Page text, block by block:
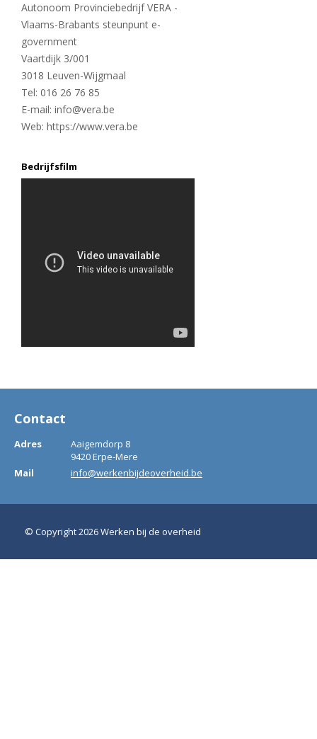
Autonoom Provinciebedrijf VERA -
Vlaams-Brabants steunpunt e-
government
Vaartdijk 3/001
3018 Leuven-Wijgmaal
Tel: 016 26 76 85
E-mail: info@vera.be
Web: https://www.vera.be
Bedrijfsfilm
Contact
Adres
Aaigemdorp 8
9420 Erpe-Mere
Mail
info@werkenbijdeoverheid.be
© Copyright 2026 Werken bij de overheid